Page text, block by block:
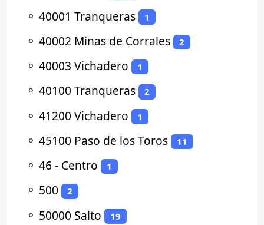
⚬ 40001 Tranqueras 1
⚬ 40002 Minas de Corrales 2
⚬ 40003 Vichadero 1
⚬ 40100 Tranqueras 2
⚬ 41200 Vichadero 1
⚬ 45100 Paso de los Toros 11
⚬ 46 - Centro 1
⚬ 500 2
⚬ 50000 Salto 19